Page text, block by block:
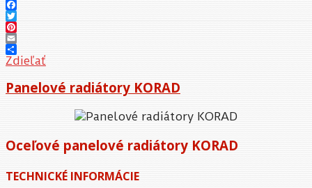
Facebook
Twitter
Pinterest
Email
Zdieľať
Panelové radiátory KORAD
Oceľové panelové radiátory KORAD
TECHNICKÉ INFORMÁCIE